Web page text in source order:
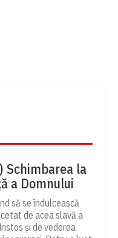
Schimbarea la
a Domnului
să se îndulcească
de acea slavă a
și de vederea